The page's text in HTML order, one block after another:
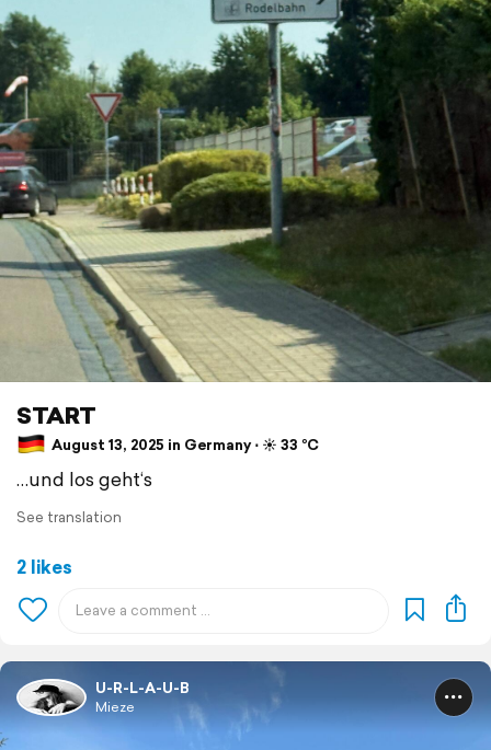
START
August 13, 2025 in Germany ⋅ ☀️ 33 °C
…und los geht‘s
See translation
2 likes
U-R-L-A-U-B
Mieze